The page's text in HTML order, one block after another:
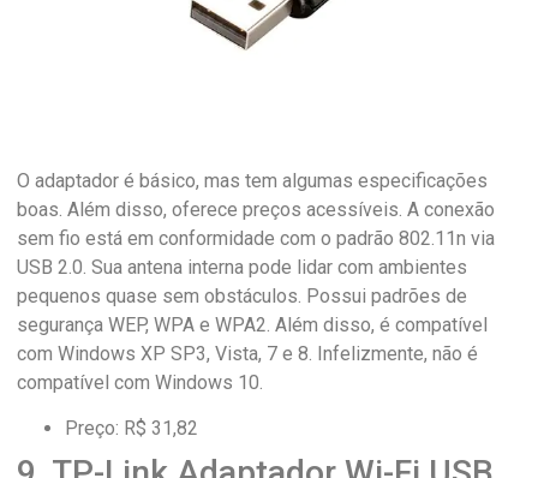
O adaptador é básico, mas tem algumas especificações
boas. Além disso, oferece preços acessíveis. A conexão
sem fio está em conformidade com o padrão 802.11n via
USB 2.0. Sua antena interna pode lidar com ambientes
pequenos quase sem obstáculos. Possui padrões de
segurança WEP, WPA e WPA2. Além disso, é compatível
com Windows XP SP3, Vista, 7 e 8. Infelizmente, não é
compatível com Windows 10.
Preço: R$ 31,82